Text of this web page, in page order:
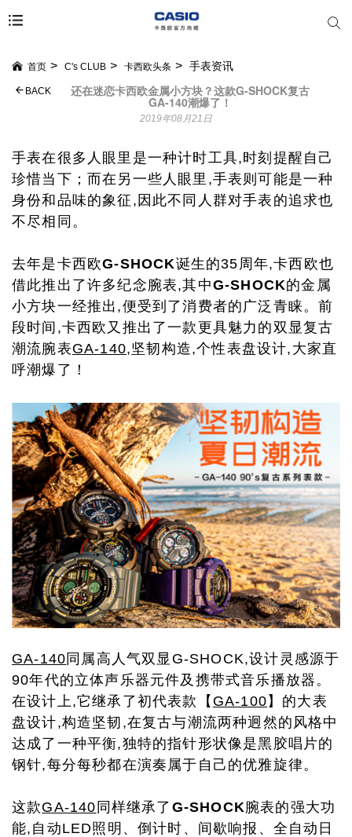
首页 C's CLUB 卡西欧头条 手表资讯
还在迷恋卡西欧金属小方块？这款G-SHOCK复古
GA-140潮爆了！
BACK
2019年08月21日
手表在很多人眼里是一种计时工具,时刻提醒自己
珍惜当下；而在另一些人眼里,手表则可能是一种
身份和品味的象征,因此不同人群对手表的追求也
不尽相同。
去年是卡西欧G-SHOCK诞生的35周年,卡西欧也
借此推出了许多纪念腕表,其中G-SHOCK的金属
小方块一经推出,便受到了消费者的广泛青睐。前
段时间,卡西欧又推出了一款更具魅力的双显复古
潮流腕表GA-140,坚韧构造,个性表盘设计,大家直
呼潮爆了！
GA-140 同属高人气双显G-SHOCK,设计灵感源于
90年代的立体声乐器元件及携带式音乐播放器。
在设计上,它继承了初代表款【 GA-100 】的大表
盘设计,构造坚韧,在复古与潮流两种迥然的风格中
达成了一种平衡,独特的指针形状像是黑胶唱片的
钢针,每分每秒都在演奏属于自己的优雅旋律。
这款GA-140 同样继承了 G-SHOCK腕表的强大功
能,自动LED照明、倒计时、间歇响报、全自动日